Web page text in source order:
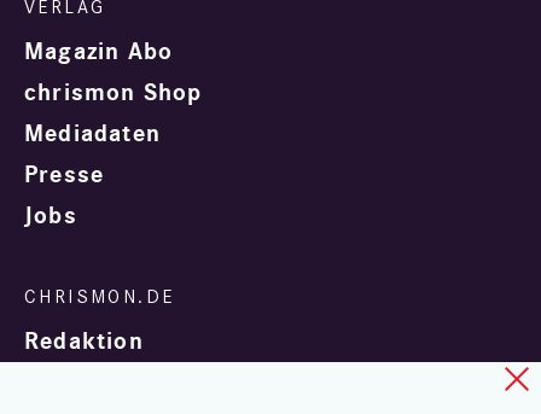
Magazin Abo
chrismon Shop
Mediadaten
Presse
Jobs
Redaktion